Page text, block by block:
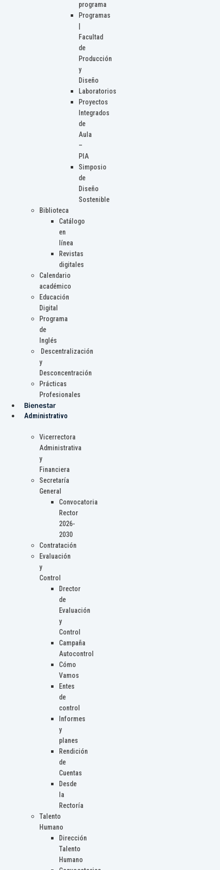
programa
Programas
Facultad
de
Producción
y
Diseño
Laboratorios
Proyectos
Integrados
de
Aula
–
PIA
Simposio
de
Diseño
Sostenible
Biblioteca
Catálogo
en
línea
Revistas
digitales
Calendario
académico
Educación
Digital
Programa
de
Inglés
Descentralización
y
Desconcentración
Prácticas
Profesionales
Bienestar
Administrativo
Vicerrectora
Administrativa
y
Financiera
Secretaría
General
Convocatoria
Rector
2026-
2030
Contratación
Evaluación
y
Control
Drector
de
Evaluación
y
Control
Campaña
Autocontrol
Cómo
Vamos
Entes
de
control
Informes
y
planes
Rendición
de
Cuentas
Desde
la
Rectoría
Talento
Humano
Dirección
Talento
Humano